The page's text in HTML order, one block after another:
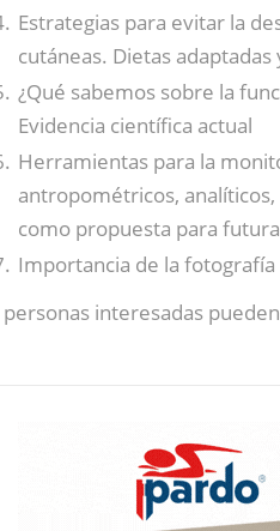
Estrategias para evitar la
cutáneas. Dietas
¿Qué sabemos sobre la
Evidencia científica actual
Herramientas para la
antropométricos, analíticos,
como propuesta para
Importancia de la
personas interesadas pueden